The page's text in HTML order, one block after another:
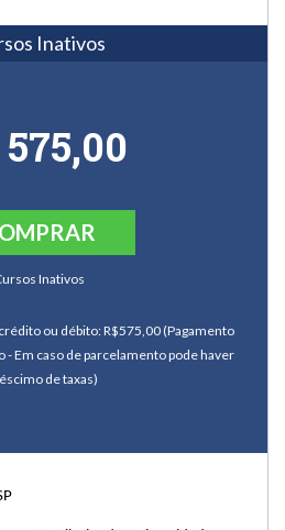
Inativos
Inativos
ou débito: R$575,00 (Pagamento
- Em caso de parcelamento pode haver
de taxas)